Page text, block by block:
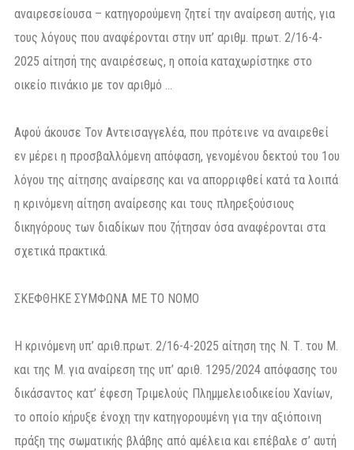
αναιρεσείουσα – κατηγορούμενη ζητεί την αναίρεση αυτής, για
τους λόγους που αναφέρονται στην υπ’ αριθμ. πρωτ. 2/16-4-
2025 αίτησή της αναιρέσεως, η οποία καταχωρίστηκε στο
οικείο πινάκιο με τον αριθμό …
Αφού άκουσε Τον Αντεισαγγελέα, που πρότεινε να αναιρεθεί
εν μέρει η προσβαλλόμενη απόφαση, γενομένου δεκτού του 1ου
λόγου της αίτησης αναίρεσης και να απορριφθεί κατά τα λοιπά
η κρινόμενη αίτηση αναίρεσης και τους πληρεξούσιους
δικηγόρους των διαδίκων που ζήτησαν όσα αναφέρονται στα
σχετικά πρακτικά.
ΣΚΕΦΘΗΚΕ ΣΥΜΦΩΝΑ ΜΕ ΤΟ ΝΟΜΟ
Η κρινόμενη υπ’ αριθ.πρωτ. 2/16-4-2025 αίτηση της Ν. Τ. του Μ.
και της Μ. για αναίρεση της υπ’ αριθ. 1295/2024 απόφασης του
δικάσαντος κατ’ έφεση Τριμελούς Πλημμελειοδικείου Χανίων,
το οποίο κήρυξε ένοχη την κατηγορουμένη για την αξιόποινη
πράξη της σωματικής βλάβης από αμέλεια και επέβαλε σ’ αυτή